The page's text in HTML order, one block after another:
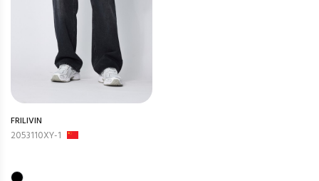
FRILIVIN
2053110XY-1